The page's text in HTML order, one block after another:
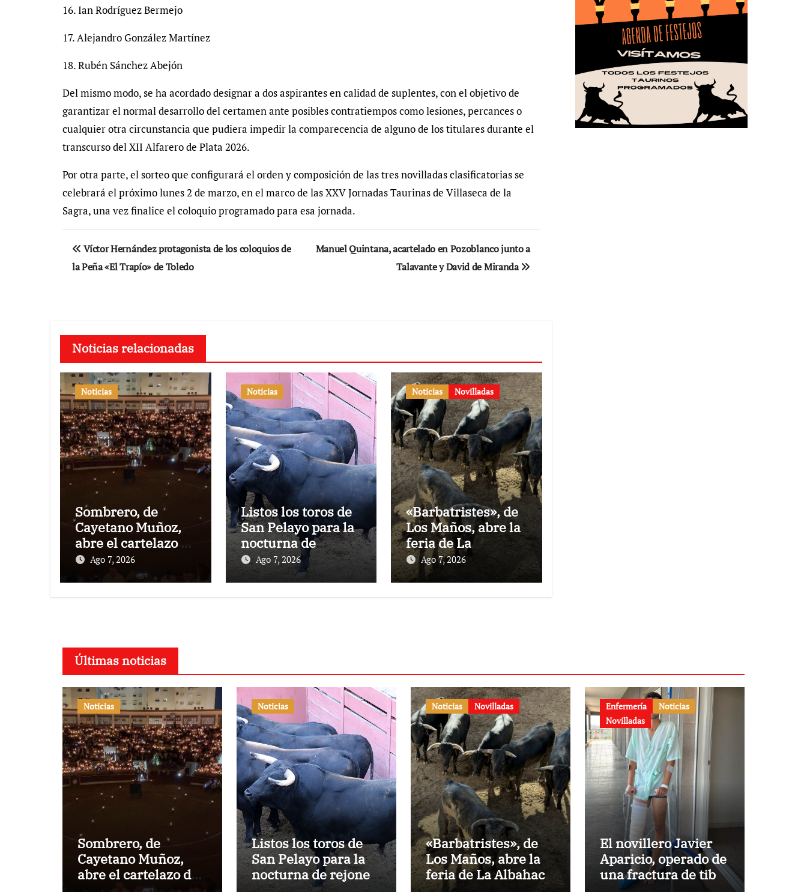
16. Ian Rodríguez Bermejo
17. Alejandro González Martínez
18. Rubén Sánchez Abejón
Del mismo modo, se ha acordado designar a dos aspirantes en calidad de suplentes, con el objetivo de
garantizar el normal desarrollo del certamen ante posibles contratiempos como lesiones, percances o
cualquier otra circunstancia que pudiera impedir la comparecencia de alguno de los titulares durante el
transcurso del XII Alfarero de Plata 2026.
Por otra parte, el sorteo que configurará el orden y composición de las tres novilladas clasificatorias se
celebrará el próximo lunes 2 de marzo, en el marco de las XXV Jornadas Taurinas de Villaseca de la
Sagra, una vez finalice el coloquio programado para esa jornada.
Navegación
de
Víctor Hernández protagonista de los coloquios de
la Peña «El Trapío» de Toledo
Manuel Quintana, acartelado en Pozoblanco junto a
Talavante y David de Miranda
Noticias relacionadas
Noticias
Sombrero, de
Cayetano Muñoz,
abre el cartelazo de
Marbella
Ago 7, 2026
Noticias
Listos los toros de
San Pelayo para la
nocturna de
rejones en El
Puerto
Ago 7, 2026
Noticias Novilladas
«Barbatristes», de
Los Maños, abre la
feria de La
Albahaca de
Huesca
Ago 7, 2026
Últimas noticias
Noticias
Sombrero, de
Cayetano Muñoz,
abre el cartelazo de
Noticias
Listos los toros de
San Pelayo para la
nocturna de rejones
Noticias Novilladas
«Barbatristes», de
Los Maños, abre la
feria de La Albahaca
Enfermería
Noticias
Novilladas
El novillero Javier
Aparicio, operado de
una fractura de tibia